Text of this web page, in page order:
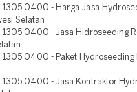
1305 0400 - Harga Jasa
Selatan
1305 0400 - Jasa Hidroseeding
1305 0400 - Paket Hydroseeding
1305 0400 - Jasa Kontraktor